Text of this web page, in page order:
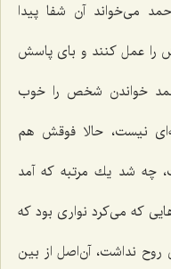
می‌خواند آن شفا پیدا
را عمل كنند و بای پاسش
خواندن شخص را خوب
نیست، حالا فوقش هم
چه شد یك مرتبه كه آمد
كه می‌كرد نواری بود كه
نداشت، آن‌اصل از بین